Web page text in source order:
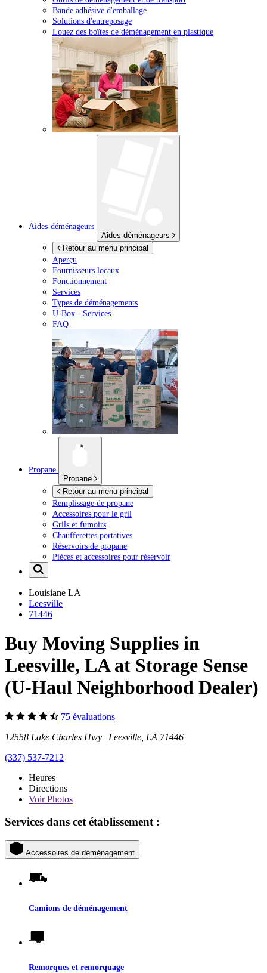
Bande adhésive d'emballage
Solutions d'entreposage
Louez des boîtes de déménagement en plastique
Aides-déménageurs
Aides-déménageurs
Retour au menu principal
Aperçu
Fournisseurs locaux
Fonctionnement
Services
Types de déménagements
U-Box - Services
FAQ
Propane
Propane
Retour au menu principal
Remplissage de propane
Accessoires pour le gril
Grils et fumoirs
Chaufferettes portatives
Réservoirs de propane
Pièces et accessoires pour réservoir
Louisiane LA
Leesville
71446
Buy Moving Supplies in
Leesville, LA at Storage Sense
(U-Haul Neighborhood Dealer)
75 évaluations
12558 Lake Charles Hwy Leesville, LA 71446
(337) 537-7212
Heures
Directions
VoirPhotos
Services dans cet établissement :
Accessoires de déménagement
Camions de déménagement
Remorques et remorquage